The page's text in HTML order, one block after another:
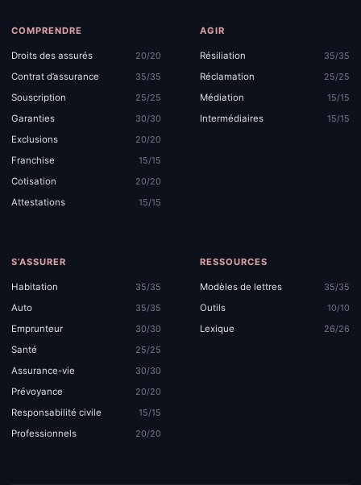
COMPRENDRE
Droits des assurés
20/20
Contrat d’assurance
35/35
Souscription
25/25
Garanties
30/30
Exclusions
20/20
Franchise
15/15
Cotisation
20/20
Attestations
15/15
AGIR
Résiliation
35/35
Réclamation
25/25
Médiation
15/15
Intermédiaires
15/15
S’ASSURER
Habitation
35/35
Auto
35/35
Emprunteur
30/30
Santé
25/25
Assurance-vie
30/30
Prévoyance
20/20
Responsabilité civile
15/15
Professionnels
20/20
RESSOURCES
Modèles de lettres
35/35
Outils
10/10
Lexique
26/26